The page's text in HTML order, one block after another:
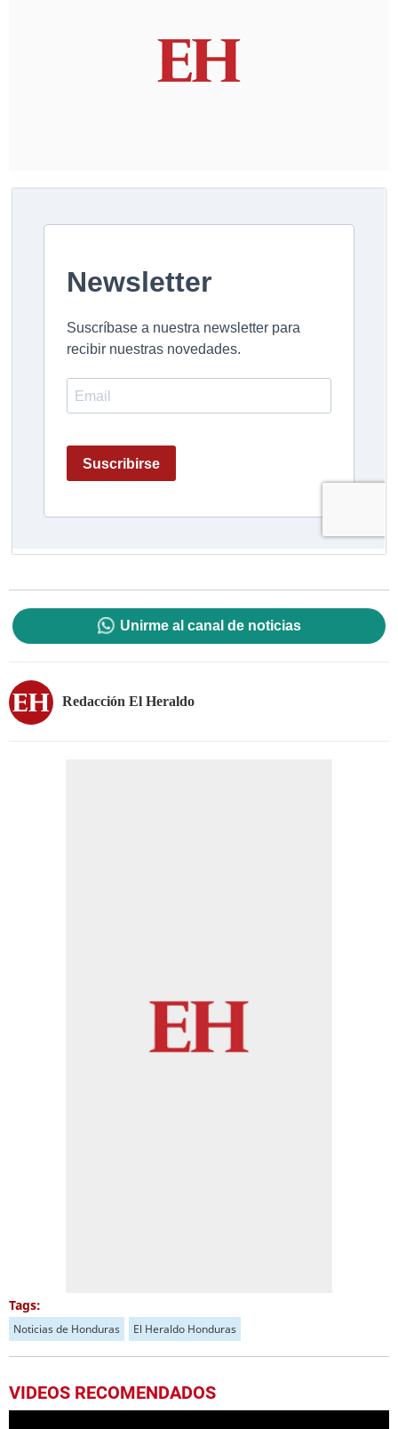
Unirme al canal de noticias
Redacción El Heraldo
Tags:
Noticias de Honduras El Heraldo Honduras
VIDEOS RECOMENDADOS